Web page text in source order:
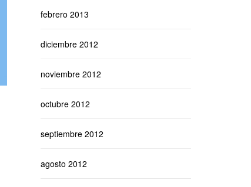
febrero 2013
diciembre 2012
noviembre 2012
octubre 2012
septiembre 2012
agosto 2012